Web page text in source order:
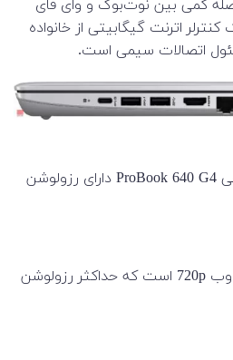
کمی بین نوت‌بوک و وای فای
اترنت گیگابیتی از خانواده
صفحه نمایش مات 14 اینچی ProBook 640 G4 دارای رزولوشن
ProBook دارای یک دوربین وب 720p است که حداکثر رزولوشن